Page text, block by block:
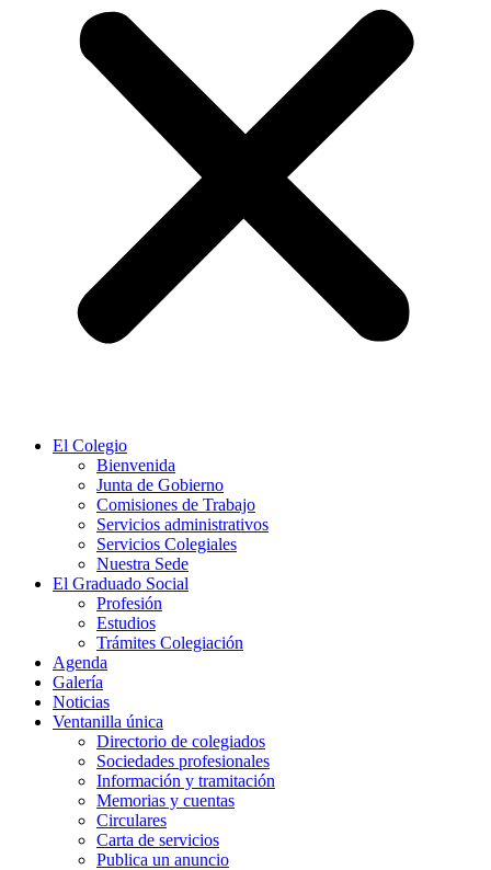
El Colegio
Bienvenida
Junta de Gobierno
Comisiones de Trabajo
Servicios administrativos
Servicios Colegiales
Nuestra Sede
El Graduado Social
Profesión
Estudios
Trámites Colegiación
Agenda
Galería
Noticias
Ventanilla única
Directorio de colegiados
Sociedades profesionales
Información y tramitación
Memorias y cuentas
Circulares
Carta de servicios
Publica un anuncio